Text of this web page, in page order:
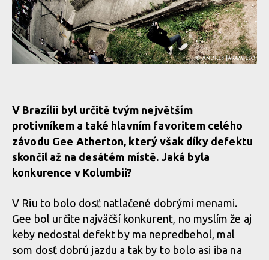
V Brazílii byl určitě tvým největším
protivníkem a také hlavním favoritem celého
závodu Gee Atherton, který však díky defektu
skončil až na desátém místě. Jaká byla
konkurence v Kolumbii?
V Riu to bolo dosť natlačené dobrými menami.
Gee bol určite najväčší konkurent, no myslím že aj
keby nedostal defekt by ma nepredbehol, mal
som dosť dobrú jazdu a tak by to bolo asi iba na